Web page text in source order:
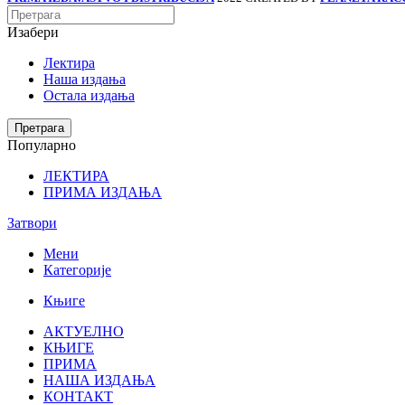
Изабери
Лектира
Наша издања
Остала издања
Претрага
Популарно
ЛЕКТИРА
ПРИМА ИЗДАЊА
Затвори
Мени
Категорије
Књиге
АКТУЕЛНО
КЊИГЕ
ПРИМА
НАША ИЗДАЊА
КОНТАКТ